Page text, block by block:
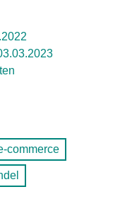
commerce